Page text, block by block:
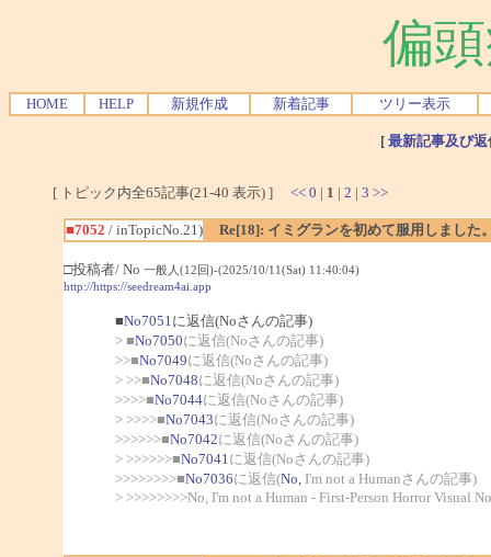
偏
HOME HELP 新規作成 新着記事 ツリー表示
[ 最新記事及び
[ トピック内全65記事(21-40 表示) ] << 0 | 1 | 2 | 3 >>
■7052 / inTopicNo.21) Re[18]: イミグランを初めて服用しました
□投稿者/ No 一般人(12回)-(2025/10/11(Sat) 11:40:04)
http://https://seedream4ai.app
■No7051 に返信(Noさんの記事)
> ■No7050に返信(Noさんの記事)
>>■No7049に返信(Noさんの記事)
> >>■No7048に返信(Noさんの記事)
>>>>■No7044に返信(Noさんの記事)
> >>>>■No7043に返信(Noさんの記事)
>>>>>>■No7042に返信(Noさんの記事)
> >>>>>>■No7041 に返信(Noさんの記事)
>>>>>>>>■No7036に返信(No, I'm not a Humanさんの記事)
> >>>>>>>>No, I'm not a Human - First-Person Horror Visual